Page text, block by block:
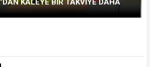
KALEYE BİR TAKVİYE DAHA